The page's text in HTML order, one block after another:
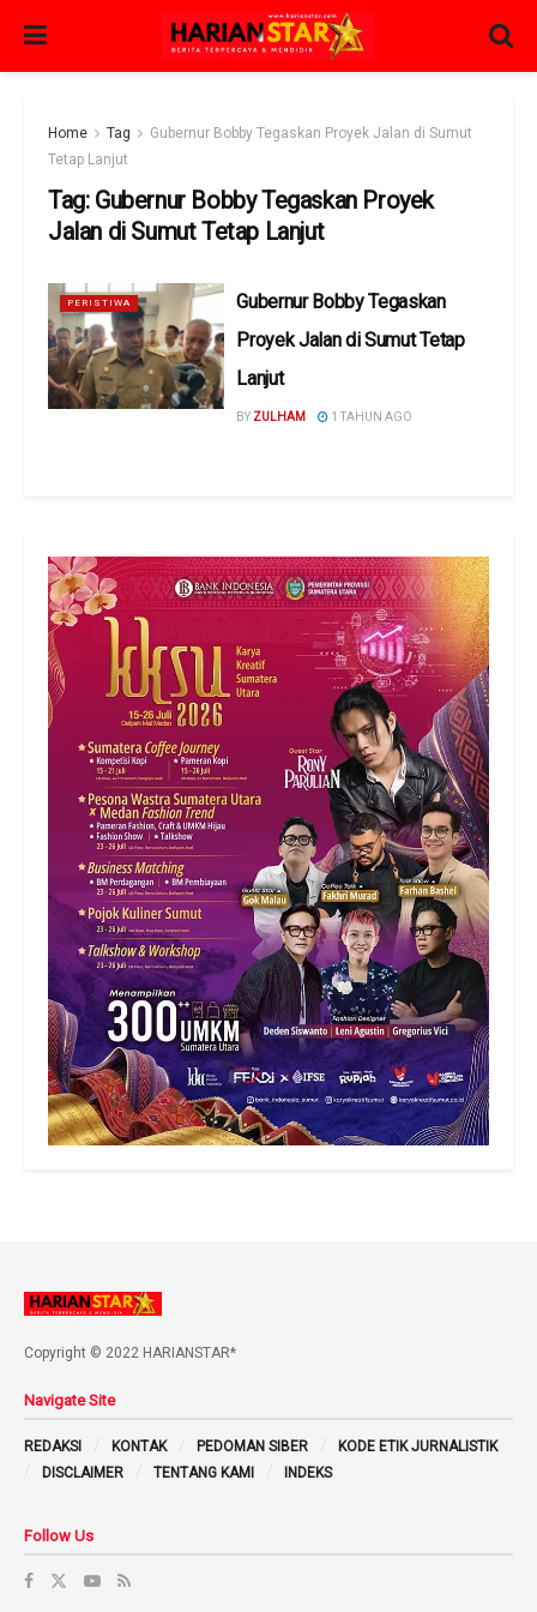
Home Tag
Gubernur Bobby Tegaskan Proyek Jalan di Sumut
Tetap Lanjut
Tag: Gubernur Bobby Tegaskan Proyek
Jalan di Sumut Tetap Lanjut
PERISTIWA
Gubernur Bobby Tegaskan
Proyek Jalan di Sumut Tetap
Lanjut
BY ZULHAM 1 TAHUN AGO
Copyright © 2022 HARIANSTAR*
Navigate Site
REDAKSI KONTAK PEDOMAN SIBER
KODE ETIK JURNALISTIK
DISCLAIMER
TENTANG KAMI INDEKS
Follow Us